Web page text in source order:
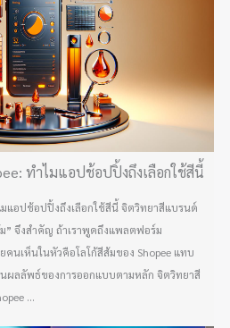
ทำไมแอปช้อปปิ้งถึงเลือกใช้สีนี้
แอปช้อปปิ้งถึงเลือกใช้สีนี้ จิตวิทยาสีแบรนด์
” จึงสำคัญ ถ้าเราพูดถึงแพลตฟอร์ม
นเห็นในหัวคือโลโก้สีส้มของ Shopee แทบ
ผลลัพธ์ของการออกแบบตามหลัก จิตวิทยาสี
...